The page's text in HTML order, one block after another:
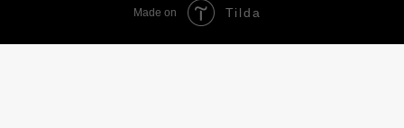
Made on Tilda